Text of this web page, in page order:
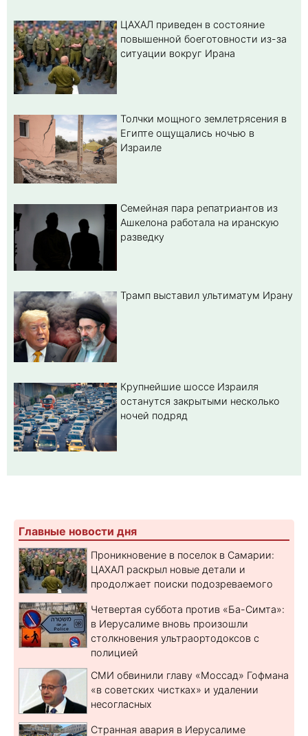
ЦАХАЛ приведен в состояние
повышенной боеготовности из-за
ситуации вокруг Ирана
Толчки мощного землетрясения в
Египте ощущались ночью в
Израиле
Семейная пара репатриантов из
Ашкелона работала на иранскую
разведку
Трамп выставил ультиматум Ирану
Крупнейшие шоссе Израиля
останутся закрытыми несколько
ночей подряд
Главные новости дня
Проникновение в поселок в Самарии:
ЦАХАЛ раскрыл новые детали и
продолжает поиски подозреваемого
Четвертая суббота против «Ба-Симта»:
в Иерусалиме вновь произошли
столкновения ультраортодоксов с
полицией
СМИ обвинили главу «Моссад» Гофмана
«в советских чистках» и удалении
несогласных
Странная авария в Иерусалиме